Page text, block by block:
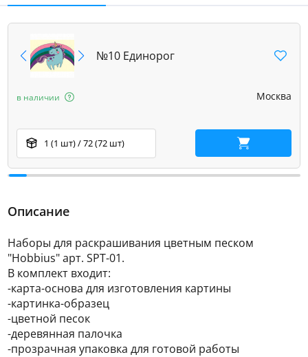
№10 Единорог
Москва
в наличии
1 (1 шт) / 72 (72 шт) В корзину
Описание
Наборы для раскрашивания цветным песком
"Hobbius" арт. SPT-01.
В комплект входит:
-карта-основа для изготовления картины
-картинка-образец
-цветной песок
-деревянная палочка
-прозрачная упаковка для готовой работы